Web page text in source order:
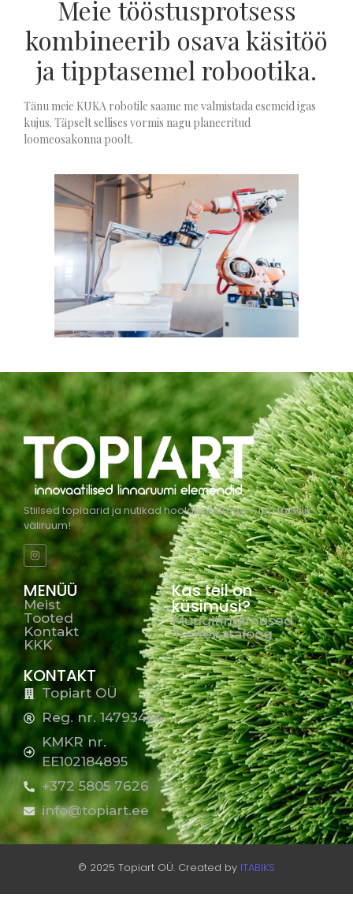
Meie tööstusprotsess
kombineerib osava käsitöö
ja tipptasemel robootika.
Tänu meie KUKA robotile saame me valmistada esemeid igas
kujus. Täpselt sellises vormis nagu planeeritud
loomeosakonna poolt.
Stiilsed topiaarid ja nutikad hooldusjaamad – loo täiuslik
väliruum!
MENÜÜ
Meist
Tooted
Kontakt
KKK
Kas teil on
küsimusi?
Müügitingimused
Tootekataloog
KONTAKT
Topiart OÜ
Reg. nr. 14793464
KMKR nr.
EE102184895
+372 5805 7626
info@topiart.ee
© 2025 Topiart OÜ. Created by ITABIKS